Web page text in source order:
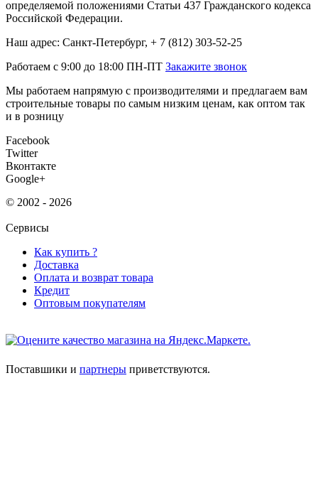
определяемой положениями Статьи 437 Гражданского кодекса
Российской Федерации.
Наш адрес: Санкт-Петербург, + 7 (812) 303-52-25
Работаем с 9:00 до 18:00 ПН-ПТ Закажите звонок
Мы работаем напрямую с производителями и предлагаем вам
строительные товары по самым низким ценам, как оптом так
и в розницу
Facebook
Twitter
Вконтакте
Google+
© 2002 - 2026
Сервисы
Как купить ?
Доставка
Оплата и возврат товара
Кредит
Оптовым покупателям
Поставшики и партнеры приветствуются.